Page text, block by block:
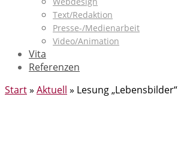
Text/Redaktion
Presse-/Medienarbeit
Video/Animation
Vita
Referenzen
Start» Aktuell » Lesung „Lebensbilder“